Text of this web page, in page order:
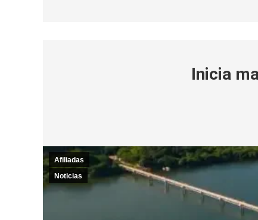
Inicia
Afiliadas
Noticias